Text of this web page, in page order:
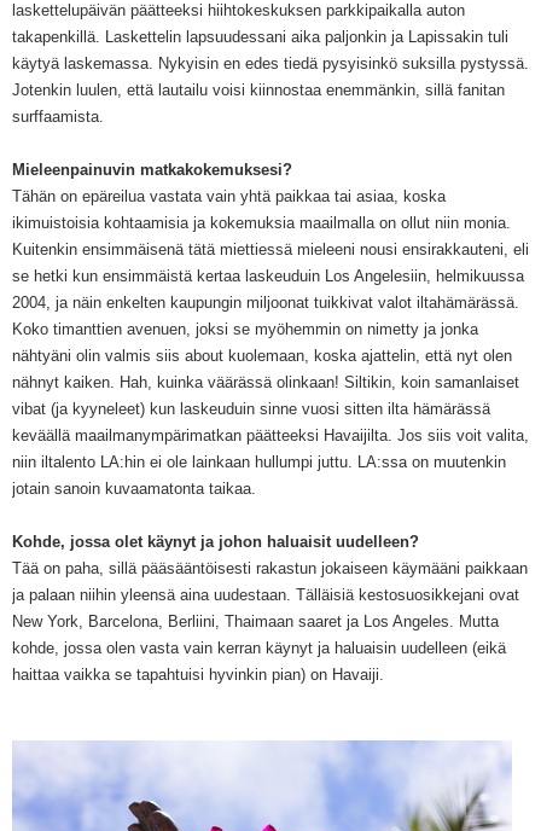
laskette lupäivän päätteeksi hiihtokeskuksen parkkipaikalla auton
takapenkillä. Laskettelin lapsuudessani aika paljonkin ja Lapissakin tu li
käytyä laskemassa. Nykyisin en edes tiedä pysyisinkö suksilla pystyssä.
Jotenkin luu len, että lautailu voisi kiinnostaa enemmänkin, sillä fanitan
surffaamista.
Mieleenpainuvin matkakokemuksesi?
Tähän on epäreilua vastata vain yhtä paikkaa tai asiaa, koska
ikimuistoisia kohtaamisia ja kokemuksia maailmalla on ollut niin monia.
Kuitenkin ensimmäisenä tätä miettiessä mieleeni nousi ensirakkauteni, eli
se hetki kun ensimmäistä kertaa laskeuduin Los Angelesiin, helmikuussa
2004, ja näin enkelten kaupungin miljoonat tuikkivat valot iltahämärässä.
Koko timanttien avenuen, joksi se myöhemmin on nimetty ja jonka
nähtyäni olin valmis siis about kuolemaan, koska ajattelin, että nyt olen
nähnyt kaiken. Hah, kuinka väärässä olinkaan! Siltikin, koin samanlaiset
vibat (ja kyyneleet) kun laskeuduin sinne vuosi sitten ilta hämärässä
keväällä maailmanympärimatkan päätteeksi Havaijilta. Jos siis voit valita,
niin iltalento LA:hin ei ole lainkaan hullumpi juttu. LA:ssa on muutenkin
jotain sanoin kuvaamatonta taikaa.
Kohde, jossa olet käynyt ja johon haluaisit uudelleen?
Tää on paha, silläpääsääntöisesti rakastun jokaiseen käymääni paikkaan
ja palaan nii hin yleensä aina uudestaan. Tälläisiä kestosuosikkejani ovat
New York, Barcelona, Berliini, Thaimaan saaret ja Los Angeles. Mutta
kohde, jossa olen vasta vain kerran käynyt ja haluaisin uudelleen (eikä
haittaa vaikka se tapahtuisi hyvinkin pian) on Havaiji.